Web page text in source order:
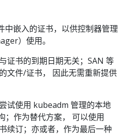
嵌入的证书，以供控制器管理
）使用。
证书的到期日期无关；SAN 等
文件/证书， 因此无需重新提供
试使用 kubeadm 管理的本地
；作为替代方案， 可以使用
续订；亦或者，作为最后一种